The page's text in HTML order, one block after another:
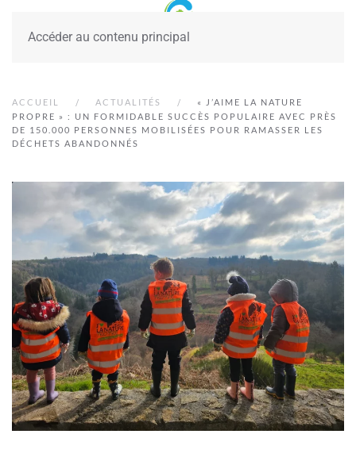
Accéder au contenu principal
ACCUEIL ACTUALITÉS
« J’AIME LA NATURE
PROPRE » : UN FORMIDABLE SUCCÈS POPULAIRE AVEC PRÈS
DE 150.000 PERSONNES MOBILISÉES POUR RAMASSER LES
DÉCHETS ABANDONNÉS